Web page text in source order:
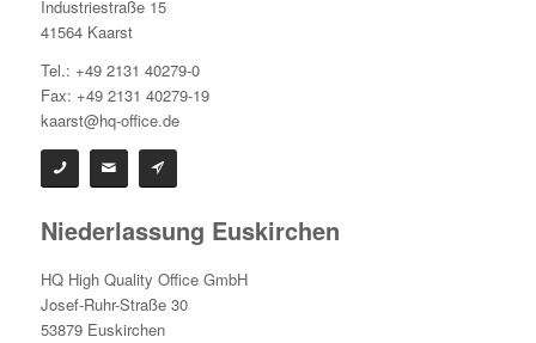
Industriestraße 15
41564 Kaarst
Tel.: +49 2131 40279-0
Fax: +49 2131 40279-19
kaarst@hq-office.de
Niederlassung Euskirchen
HQ High Quality Office GmbH
Josef-Ruhr-Straße 30
53879 Euskirchen